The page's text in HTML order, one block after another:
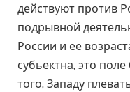
действуют против
подрывной
России и ее
субьектна, это
того, Западу